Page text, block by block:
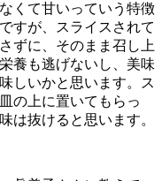
くて甘いっていう特徴
すが、スライスされて
ずに、そのまま召し上
養も逃げないし、美味
しいかと思います。ス
の上に置いてもらっ
は抜けると思います。